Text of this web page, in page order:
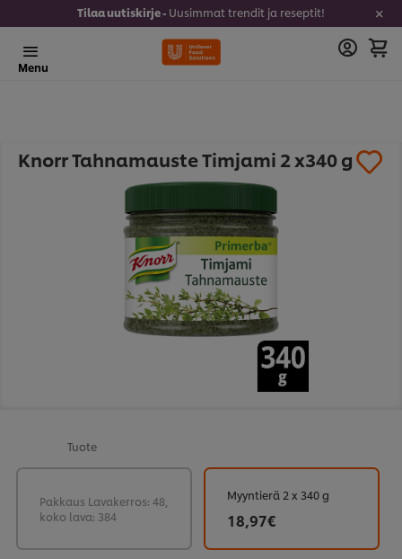
Tilaa uutiskirje - Uusimmat trendit ja reseptit!
Menu
Knorr Tahnamauste Timjami 2 x340 g
Tuote
Pakkaus Lavakerros: 48,
koko lava: 384
Myyntierä 2 x 340 g
18,97€